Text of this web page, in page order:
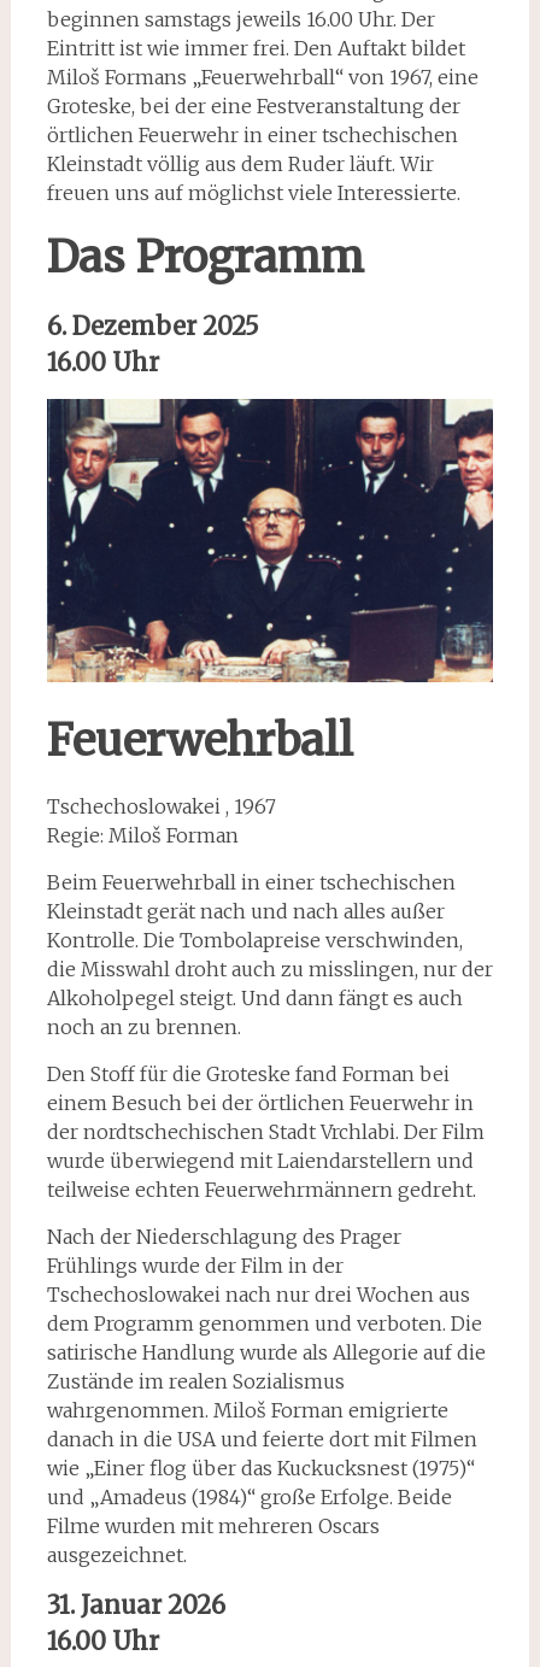
beginnen samstags jeweils 16.00 Uhr. Der
Eintritt ist wie immer frei. Den Auftakt bildet
Miloš Formans „Feuerwehrball“ von 1967, eine
Groteske, bei der eine Festveranstaltung der
örtlichen Feuerwehr in einer tschechischen
Kleinstadt völlig aus dem Ruder läuft. Wir
freuen uns auf möglichst viele Interessierte.
Das Programm
6. Dezember 2025
16.00 Uhr
Feuerwehrball
Tschechoslowakei , 1967
Regie: Miloš Forman
Beim Feuerwehrball in einer tschechischen
Kleinstadt gerät nach und nach alles außer
Kontrolle. Die Tombolapreise verschwinden,
die Misswahl droht auch zu misslingen, nur der
Alkoholpegel steigt. Und dann fängt es auch
noch an zu brennen.
Den Stoff für die Groteske fand Forman bei
einem Besuch bei der örtlichen Feuerwehr in
der nordtschechischen Stadt Vrchlabi. Der Film
wurde überwiegend mit Laiendarstellern und
teilweise echten Feuerwehrmännern gedreht.
Nach der Niederschlagung des Prager
Frühlings wurde der Film in der
Tschechoslowakei nach nur drei Wochen aus
dem Programm genommen und verboten. Die
satirische Handlung wurde als Allegorie auf die
Zustände im realen Sozialismus
wahrgenommen. Miloš Forman emigrierte
danach in die USA und feierte dort mit Filmen
wie „Einer flog über das Kuckucksnest (1975)“
und „Amadeus (1984)“ große Erfolge. Beide
Filme wurden mit mehreren Oscars
ausgezeichnet.
31. Januar 2026
16.00 Uhr